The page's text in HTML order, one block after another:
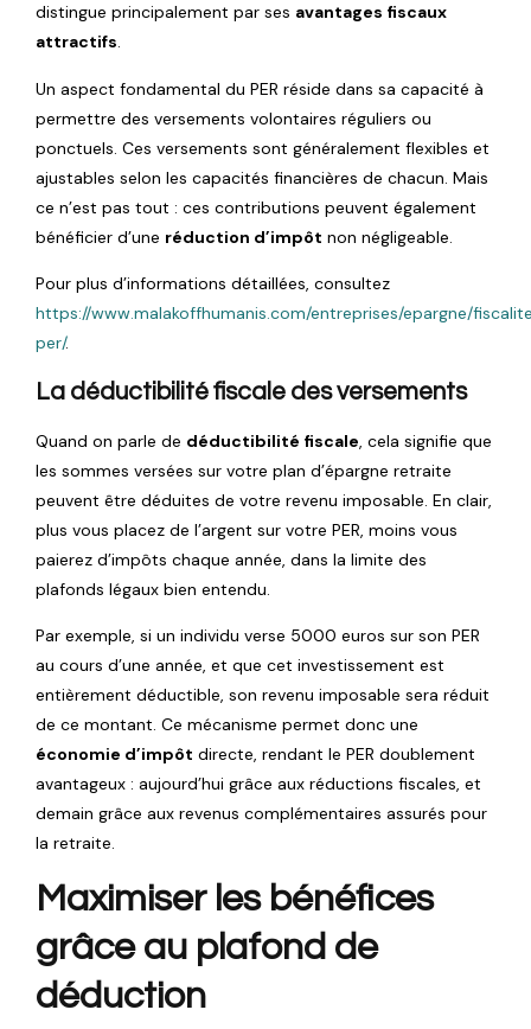
distingue principalement par ses avantages fiscaux
attractifs.
Un aspect fondamental du PER réside dans sa capacité à
permettre des versements volontaires réguliers ou
ponctuels. Ces versements sont généralement flexibles et
ajustables selon les capacités financières de chacun. Mais
ce n’est pas tout : ces contributions peuvent également
bénéficier d’une réduction d’impôt non négligeable.
Pour plus d’informations détaillées, consultez
https://www.malakoffhumanis.com/entreprises/epargne/
per/.
La déductibilité fiscale des versements
Quand on parle de déductibilité fiscale , cela signifie que
les sommes versées sur votre plan d’épargne retraite
peuvent être déduites de votre revenu imposable. En clair,
plus vous placez de l’argent sur votre PER, moins vous
paierez d’impôts chaque année, dans la limite des
plafonds légaux bien entendu.
Par exemple, si un individu verse 5000 euros sur son PER
au cours d’une année, et que cet investissement est
entièrement déductible, son revenu imposable sera réduit
de ce montant. Ce mécanisme permet donc une
économie d’impôt directe, rendant le PER doublement
avantageux : aujourd’hui grâce aux réductions fiscales, et
demain grâce aux revenus complémentaires assurés pour
la retraite.
Maximiser les bénéfices
grâce au plafond de
déduction